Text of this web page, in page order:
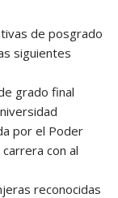
de posgrado
siguientes
grado final
por el Poder
con al
reconocidas